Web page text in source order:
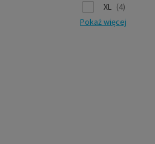
XL (4)
Pokaż więcej